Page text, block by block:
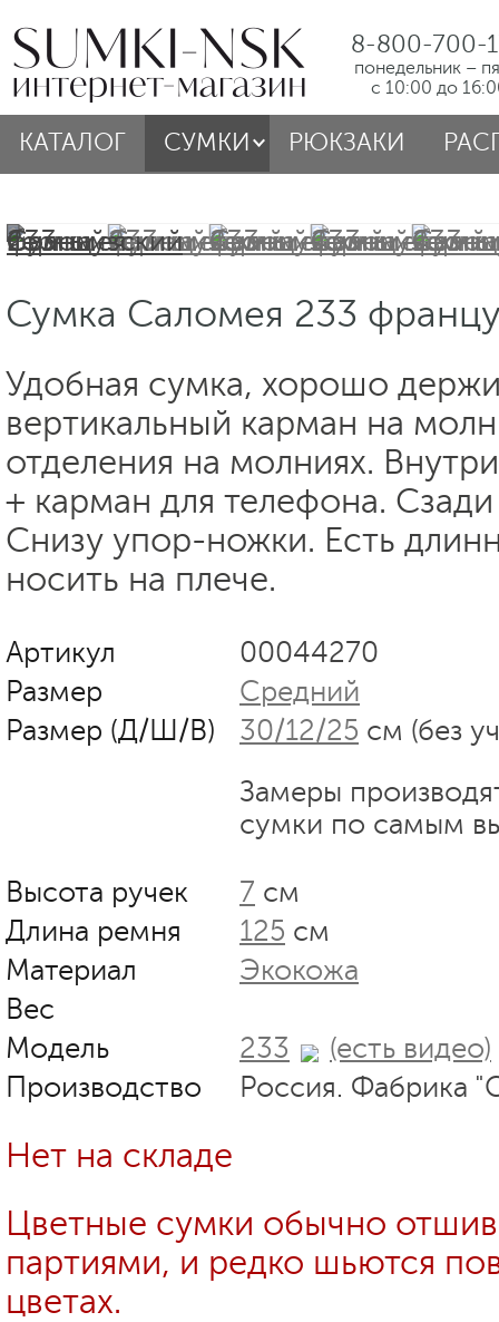
8-800-700-
понедельник –
с 10:00 до
КАТАЛОГ СУМКИ РЮКЗАКИ
Сумка Саломея 233
Удобная сумка, хорошо
вертикальный карман на
отделения на молниях.
+ карман для телефона.
Снизу упор-ножки. Есть
носить на плече.
Артикул
00044270
Размер
Средний
Размер (Д/Ш/В)
30/12/25 см (без
Замеры
сумки по самым
Высота ручек 7 см
Длина ремня
125 см
Материал
Экокожа
Вес
Модель
233
(есть видео)
Производство
Россия. Фабрика
Нет на складе
Цветные сумки обычно
партиями, и редко шьются
цветах.